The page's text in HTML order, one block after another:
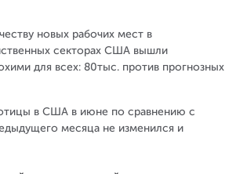
новых рабочих мест в
секторах США вышли
для всех: 80тыс. против прогнозных
в США в июне по сравнению с
месяца не изменился и